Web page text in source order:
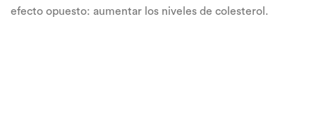
efecto opuesto: aumentar los niveles de colesterol.